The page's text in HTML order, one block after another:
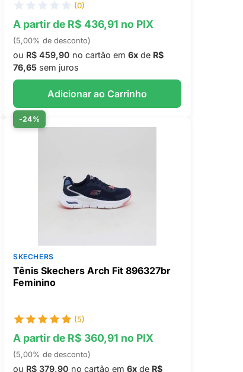
(0)
A partir de R$ 436,91 no PIX
(5,00% de desconto)
ou R$ 459,90 no cartão em 6xde R$
76,65sem juros
Adicionar ao Carrinho
-24%
SKECHERS
Tênis Skechers Arch Fit 896327br
Feminino
(5)
A partir de R$ 360,91 no PIX
(5,00% de desconto)
ou R$ 379,90 no cartão em 6xde R$